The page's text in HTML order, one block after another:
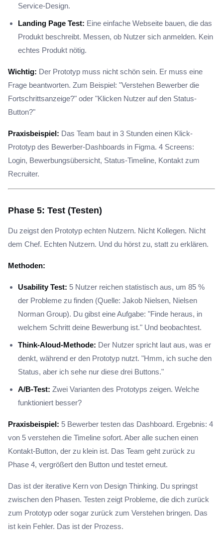
Service-Design.
Landing Page Test: Eine einfache Webseite bauen, die das
Produkt beschreibt. Messen, ob Nutzer sich anmelden. Kein
echtes Produkt nötig.
Wichtig: Der Prototyp muss nicht schön sein. Er muss eine
Frage beantworten. Zum Beispiel: "Verstehen Bewerber die
Fortschrittsanzeige?" oder "Klicken Nutzer auf den Status-
Button?"
Praxisbeispiel: Das Team baut in 3 Stunden einen Klick-
Prototyp des Bewerber-Dashboards in Figma. 4 Screens:
Login, Bewerbungsübersicht, Status-Timeline, Kontakt zum
Recruiter.
Phase 5: Test (Testen)
Du zeigst den Prototyp echten Nutzern. Nicht Kollegen. Nicht
dem Chef. Echten Nutzern. Und du hörst zu, statt zu erklären.
Methoden:
Usability Test: 5 Nutzer reichen statistisch aus, um 85 %
der Probleme zu finden (Quelle: Jakob Nielsen, Nielsen
Norman Group). Du gibst eine Aufgabe: "Finde heraus, in
welchem Schritt deine Bewerbung ist." Und beobachtest.
Think-Aloud-Methode: Der Nutzer spricht laut aus, was er
denkt, während er den Prototyp nutzt. "Hmm, ich suche den
Status, aber ich sehe nur diese drei Buttons."
A/B-Test: Zwei Varianten des Prototyps zeigen. Welche
funktioniert besser?
Praxisbeispiel: 5 Bewerber testen das Dashboard. Ergebnis: 4
von 5 verstehen die Timeline sofort. Aber alle suchen einen
Kontakt-Button, der zu klein ist. Das Team geht zurück zu
Phase 4, vergrößert den Button und testet erneut.
Das ist der iterative Kern von Design Thinking. Du springst
zwischen den Phasen. Testen zeigt Probleme, die dich zurück
zum Prototyp oder sogar zurück zum Verstehen bringen. Das
ist kein Fehler. Das ist der Prozess.